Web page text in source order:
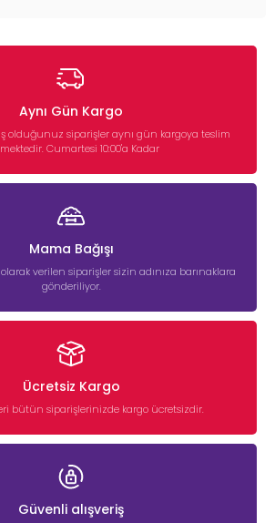
Aynı Gün Kargo
olduğunuz siparişler aynı gün kargoya teslim
Cumartesi 10:00'a Kadar
Mama Bağışı
verilen siparişler sizin adınıza barınaklara
gönderiliyor.
Ücretsiz Kargo
bütün siparişlerinizde kargo ücretsizdir.
Güvenli alışveriş